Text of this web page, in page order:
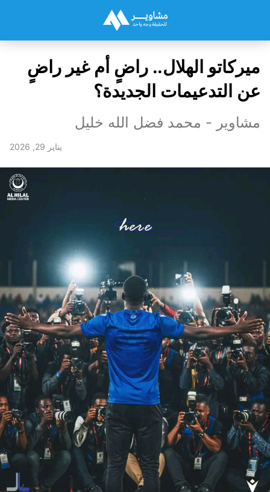
ميركاتو الهلال.. راضٍ أم غير راضٍ
عن التدعيمات الجديدة؟
مشاوير - محمد فضل الله خليل
يناير 29, 2026